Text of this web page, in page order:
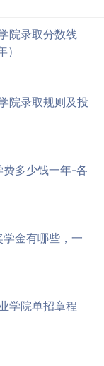
院录取分数线
院录取规则及投
多少钱一年-各
金有哪些，一
学院单招章程